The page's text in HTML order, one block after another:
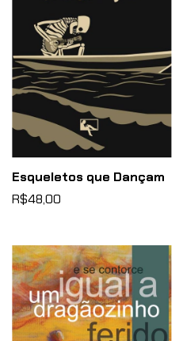
Esqueletos que Dançam
R$48,00